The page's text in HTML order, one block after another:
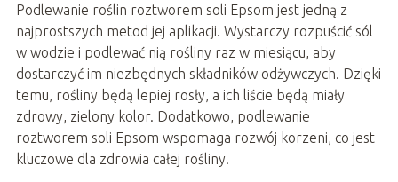
Podlewanie roślin roztworem soli Epsom jest jedną z
najprostszych metod jej aplikacji. Wystarczy rozpuścić sól
w wodzie i podlewać nią rośliny raz w miesiącu, aby
dostarczyć im niezbędnych składników odżywczych. Dzięki
temu, rośliny będą lepiej rosły, a ich liście będą miały
zdrowy, zielony kolor. Dodatkowo, podlewanie
roztworem soli Epsom wspomaga rozwój korzeni, co jest
kluczowe dla zdrowia całej rośliny.